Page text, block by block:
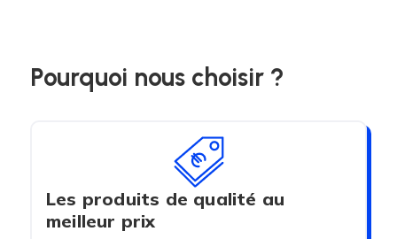
Pourquoi nous choisir ?
Les produits de qualité au
meilleur prix